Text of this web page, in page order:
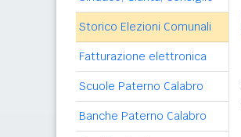
Storico Elezioni Comunali
Fatturazione elettronica
Scuole Paterno Calabro
Banche Paterno Calabro